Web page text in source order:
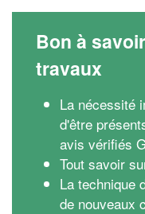
Bon à
travaux
La nécessité
d'être
avis vérifiés
Tout savoir
La technique
de nouveaux